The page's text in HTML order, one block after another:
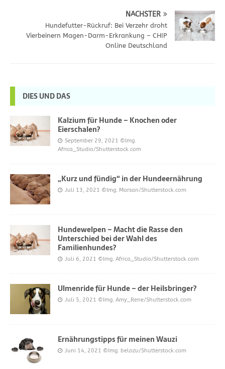
NÄCHSTER
Hundefutter-Rückruf: Bei Verzehr droht
Vierbeinern Magen-Darm-Erkrankung – CHIP
Online Deutschland
DIES UND DAS
Kalzium für Hunde – Knochen oder
Eierschalen?
September 29, 2021 ©Img.
Africa_Studio/Shutterstock.com
„Kurz und fündig“ in der Hundeernährung
Juli 13, 2021 ©Img. Marsan/Shutterstock.com
Hundewelpen – Macht die Rasse den
Unterschied bei der Wahl des
Familienhundes?
Juli 6, 2021 ©Img. Africa_Studio/Shutterstock.com
Ulmenride für Hunde – der Heilsbringer?
Juli 5, 2021 ©Img. Amy_Rene/Shutterstock.com
Ernährungstipps für meinen Wauzi
Juni 14, 2021 ©Img. belozu/Shutterstock.com